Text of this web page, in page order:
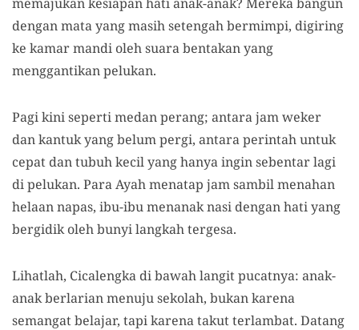
dengan mata yang masih setengah bermimpi, digiring
ke kamar mandi oleh suara bentakan yang
menggantikan pelukan.
Pagi kini seperti medan perang; antara jam weker
dan kantuk yang belum pergi, antara perintah untuk
cepat dan tubuh kecil yang hanya ingin sebentar lagi
di pelukan. Para Ayah menatap jam sambil menahan
helaan napas, ibu-ibu menanak nasi dengan hati yang
bergidik oleh bunyi langkah tergesa.
Lihatlah, Cicalengka di bawah langit pucatnya: anak-
anak berlarian menuju sekolah, bukan karena
semangat belajar, tapi karena takut terlambat. Datang